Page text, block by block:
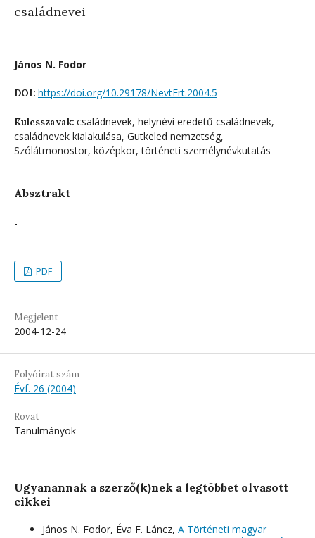
családnevei
János N. Fodor
DOI: https://doi.org/10.29178/NevtErt.2004.5
Kulcsszavak: családnevek, helynévi eredetű családnevek,
családnevek kialakulása, Gutkeled nemzetség,
Szólátmonostor, középkor, történeti személynévkutatás
Absztrakt
-
PDF
Megjelent
2004-12-24
Folyóirat szám
Évf. 26 (2004)
Rovat
Tanulmányok
Ugyanannak a szerző(k)nek a legtöbbet olvasott
cikkei
János N. Fodor, Éva F. Láncz, A Történeti magyar